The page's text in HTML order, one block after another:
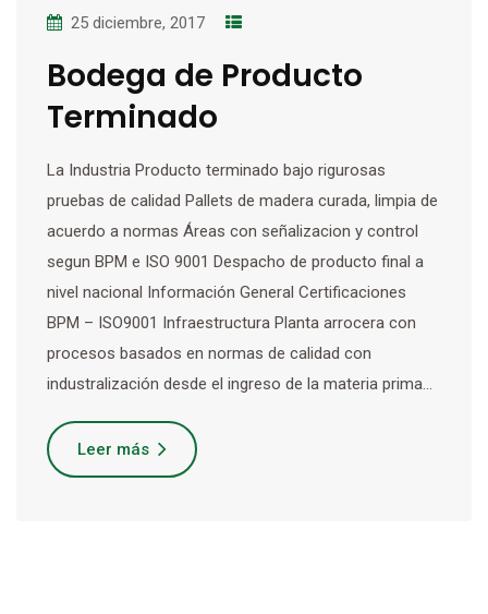
25 diciembre, 2017
Bodega de Producto
Terminado
La Industria Producto terminado bajo rigurosas
pruebas de calidad Pallets de madera curada, limpia de
acuerdo a normas Áreas con señalizacion y control
segun BPM e ISO 9001 Despacho de producto final a
nivel nacional Información General Certificaciones
BPM – ISO9001 Infraestructura Planta arrocera con
procesos basados en normas de calidad con
industralización desde el ingreso de la materia prima…
Leer más